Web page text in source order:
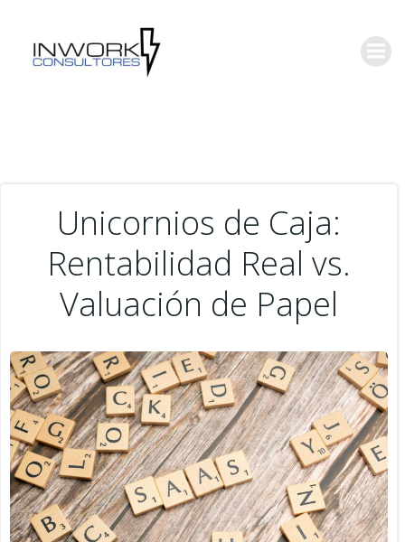
Unicornios de Caja:
Rentabilidad Real vs.
Valuación de Papel